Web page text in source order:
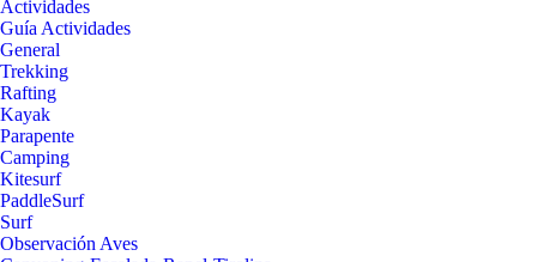
Actividades
Guía Actividades
General
Trekking
Rafting
Kayak
Parapente
Camping
Kitesurf
PaddleSurf
Surf
Observación Aves